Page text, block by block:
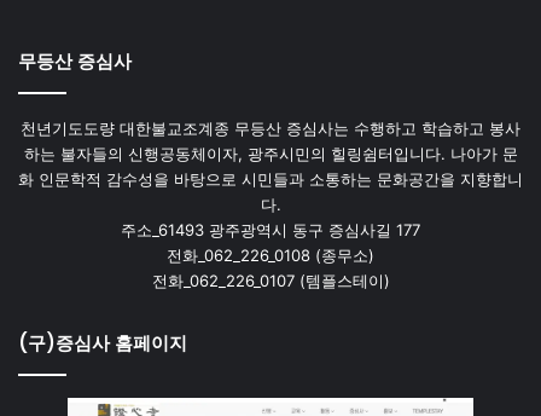
무등산 증심사
천년기도도량 대한불교조계종 무등산 증심사는 수행하고 학습하고 봉사
하는 불자들의 신행공동체이자, 광주시민의 힐링쉼터입니다. 나아가 문
화 인문학적 감수성을 바탕으로 시민들과 소통하는 문화공간을 지향합니
다.
주소_61493 광주광역시 동구 증심사길 177
전화_062_226_0108 (종무소)
전화_062_226_0107 (템플스테이)
(구)증심사 홈페이지